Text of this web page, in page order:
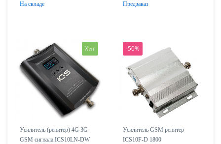
На складе Предзаказ
Хит
Усилитель (репитер) 4G 3G
GSM сигнала ICS10LN-DW
-50%
Усилитель GSM репитер
ICS10F-D 1800